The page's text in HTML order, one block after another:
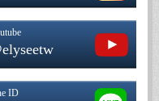
ID